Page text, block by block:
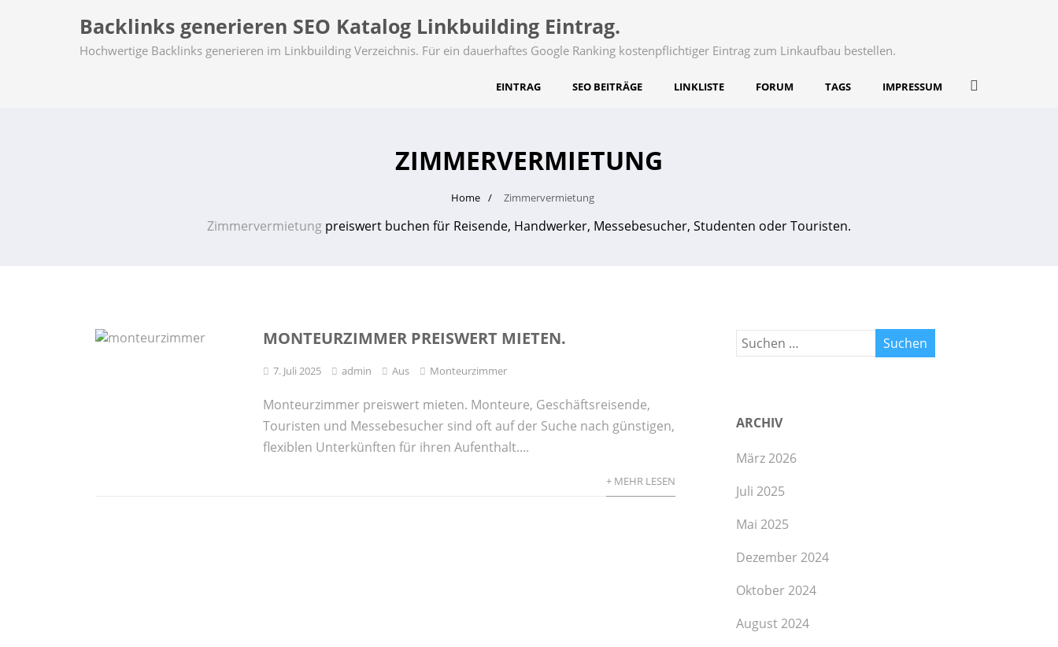
Backlinks generieren SEO Katalog Linkbuilding Eintrag.
Hochwertige Backlinks generieren im Linkbuilding Verzeichnis. Für ein dauerhaftes Google Ranking kostenpflichtiger Eintrag zum Linkaufbau bestellen.
EINTRAG SEO BEITRÄGE LINKLISTE FORUM TAGS IMPRESSUM
ZIMMERVERMIETUNG
Home Zimmervermietung
Zimmervermietungpreiswert buchen für Reisende, Handwerker, Messebesucher, Studenten oder Touristen.
MONTEURZIMMER PREISWERT MIETEN.
7. Juli 2025 admin Aus Monteurzimmer
Monteurzimmer preiswert mieten. Monteure, Geschäftsreisende,
Touristen und Messebesucher sind oft auf der Suche nach günstigen,
flexiblen Unterkünften für ihren Aufenthalt....
+ MEHR LESEN
ARCHIV
März 2026
Juli 2025
Mai 2025
Dezember 2024
Oktober 2024
August 2024